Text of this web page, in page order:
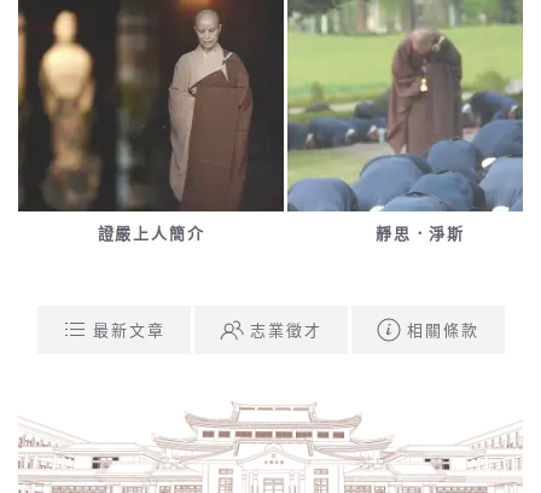
靜思．淨斯 靜思人文
最新文章 志業徵才 相關條款